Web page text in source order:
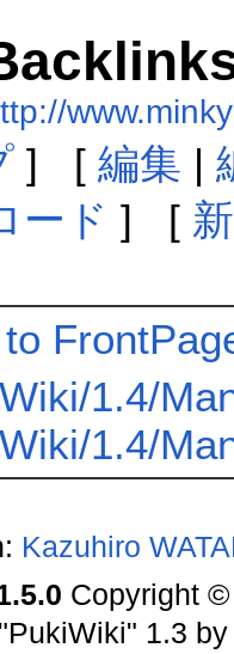
] [ 編集 |
ード ] [
1.4/
1.4/
Kazuhiro
Copyright
1.3 by